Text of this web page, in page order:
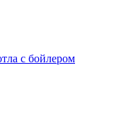
с бойлером